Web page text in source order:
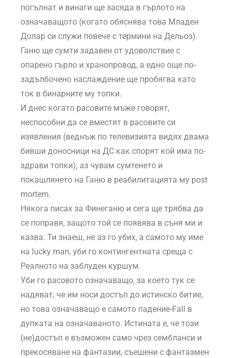
погълнат и винаги ще засяда в гърлото на
означаващото (когато обяснява това Младен
Долар си служи повече с термини на Дельоз).
Ганю ще сумти задавен от удоволствие с
опарено гърло и хранопровод, а едно още по-
задълбочено наслаждение ще пробягва като
ток в бинарните му топки.
И днес когато расовите мъже говорят,
неспособни да се вместят в расовите си
изявления (веднъж по телевизията видях двама
бивши доносници на ДС как спорят кой има по-
здрави топки), аз чувам сумтенето и
покашлянето на Ганю в реабилитацията му post
mortem.
Някога писах за Финеганю и сега ще трябва да
се поправя, защото той се появява в съня ми и
казва: Ти знаеш, не аз го убих, а самото му име
на lucky man, уби го контингентната среща с
Реалното на заблуден куршум.
Уби го расовото означаващо, за което тук се
надяват, че им носи достъп до истинско битие,
но това означаващо е самото падение-Fall в
дупката на означаваното. Истината е, че този
(не)достъп е възможен само чрез сембланси и
прекосяване на фантазии, съешени с фантазмен